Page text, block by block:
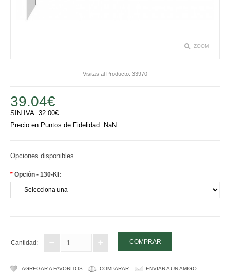
OTRAS BANDERAS
ACCESORIOS
EVENTOS
MONUMENTOS
CONTACTO
ZOOM
Visitas al Producto: 33970
39.04€
SIN IVA: 32.00€
Precio en Puntos de Fidelidad: NaN
Opciones disponibles
* Opción - 130-KI:
Cantidad:
AGREGAR A FAVORITOS COMPARAR ENVIAR A UN AMIGO